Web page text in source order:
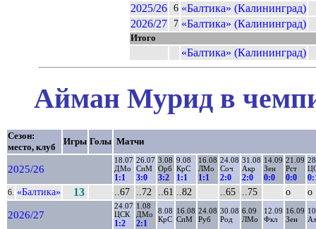
2025/26 6 «Балтика» (Калининград)
2026/27
7 «Балтика» (Калининград)
Итого
«Балтика» (Калининград)
Айман Мурид в
Сезон:
место, клуб
Игры Голы Матчи
2025/26
18.07
ДМо
1:1
26.07
СпМ
3:0
3.08
Орб
3:2
9.08
КрС
1:1
16.08
ЛМо
1:1
24.08
Соч
2:0
31.08
Акр
2:0
14.09
Зен
0:0
21.09
Рст
0:0
6. «Балтика» 13 ..67 ..72 ..61 ..82 ..65 ..75 о о
2026/27
24.07
ЦСК
1:2
1.08
ДМо
2:1
8.08
КрС
16.08
СпМ
24.08
Руб
30.08
Род
6.09
ЛМо
12.09
Фкл
16.09
Зен